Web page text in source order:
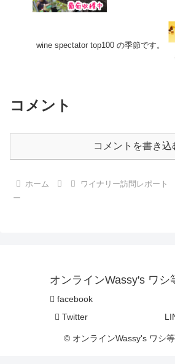
wine spectator top100 の季節です。
コメント
コメントを書き込
ホーム ワイナリー訪問レポート
ー
オンラインWassy's ワシ
facebook
Twitter
© オンラインWassy's ワシ